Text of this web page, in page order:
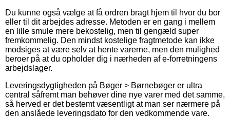
Du kunne også vælge at få ordren bragt hjem til hvor du bor
eller til dit arbejdes adresse. Metoden er en gang i mellem
en lille smule mere bekostelig, men til gengæld super
fremkommelig. Den mindst kostelige fragtmetode kan ikke
modsiges at være selv at hente varerne, men den mulighed
beroer på at du opholder dig i nærheden af e-forretningens
arbejdslager.
Leveringsdygtigheden på Bøger > Børnebøger er ultra
central såfremt man behøver dine nye varer med det samme,
så herved er det bestemt væsentligt at man ser nærmere på
den anslåede leveringsdato for den vedkommende vare.